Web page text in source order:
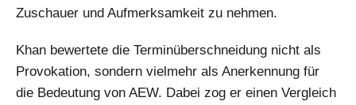
Zuschauer und Aufmerksamkeit zu nehmen.
Khan bewertete die Terminüberschneidung nicht als
Provokation, sondern vielmehr als Anerkennung für
die Bedeutung von AEW. Dabei zog er einen Vergleich